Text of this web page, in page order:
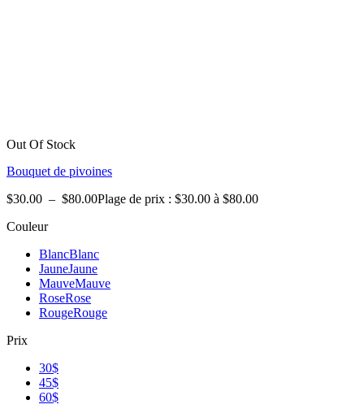
Out Of Stock
Bouquet de pivoines
$30.00 – $80.00Plage de prix : $30.00 à $80.00
Couleur
BlancBlanc
JauneJaune
MauveMauve
RoseRose
RougeRouge
Prix
30$
45$
60$